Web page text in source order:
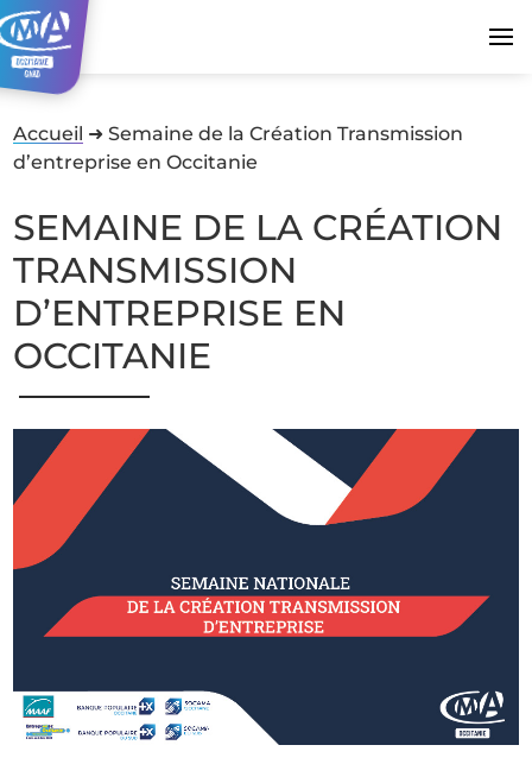
Accueil ➜Semaine de la Création Transmission
d’entreprise en Occitanie
SEMAINE DE LA CRÉATION
TRANSMISSION
D’ENTREPRISE EN
OCCITANIE